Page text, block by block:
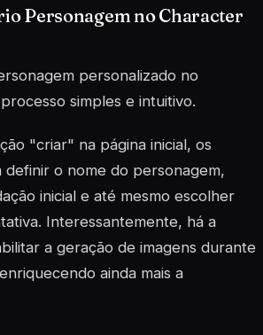
Personagem no Character
personalizado no
simples e intuitivo.
"criar" na página inicial, os
definir o nome do personagem,
inicial e até mesmo escolher
Interessantemente, há a
a geração de imagens durante
ainda mais a